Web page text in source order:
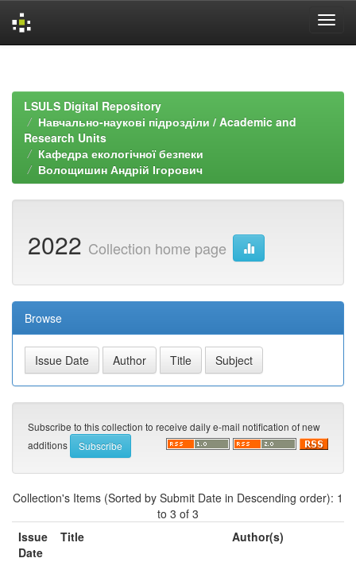
LSULS Digital Repository
Навчально-наукові підрозділи / Academic and
Research Units
Кафедра екологічної безпеки
Волощишин Андрій Ігорович
2022 Collection home page
Browse
Subscribe to this collection to receive daily e-mail notification of new
additions
Collection's Items (Sorted by Submit Date in Descending order): 1
to 3 of 3
Issue
Date
Title Author(s)